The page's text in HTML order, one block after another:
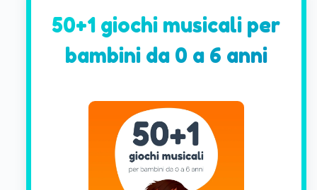
50+1 giochi musicali per
bambini da 0 a 6 anni